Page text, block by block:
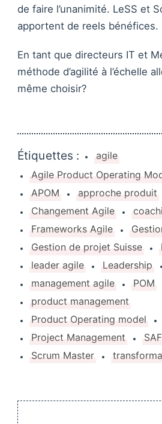
de faire l’unanimité. LeSS et
apportent de reels bénéfices.
En tant que directeurs IT et
méthode d’agilité à l’échelle
même choisir?
Étiquettes :
agile
Agile Product Operating
APOM
approche produit
Changement Agile
Frameworks Agile
Gestion de projet Suisse
leader agile
Leadership
management agile
POM
product management
Product Operating model
Project Management
Scrum Master